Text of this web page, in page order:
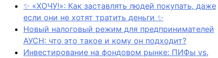
✨ «ХОЧУ!»: Как заставлять людей покупать, даже
если они не хотят тратить деньги ✨
Новый налоговый режим для предпринимателей
АУСН: что это такое и кому он подходит?
Инвестирование на фондовом рынке: ПИФы vs.